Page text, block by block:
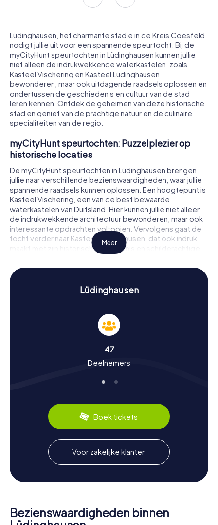
Lüdinghausen, het charmante stadje in de Kreis Coesfeld,
nodigt jullie uit voor een spannende speurtocht. Bij de
myCityHunt speurtochten in Lüdinghausen kunnen jullie
niet alleen de indrukwekkende waterkastelen, zoals
Kasteel Vischering en Kasteel Lüdinghausen,
bewonderen, maar ook uitdagende raadsels oplossen en
ondertussen de geschiedenis en cultuur van de stad
leren kennen. Ontdek de geheimen van deze historische
stad en geniet van de prachtige natuur en de culinaire
specialiteiten van de regio.
myCityHunt speurtochten: Puzzelplezier op
historische locaties
De myCityHunt speurtochten in Lüdinghausen brengen
jullie naar verschillende bezienswaardigheden, waar jullie
spannende raadsels kunnen oplossen. Een hoogtepunt is
Kasteel Vischering, een van de best bewaarde
waterkastelen van Duitsland. Hier kunnen jullie niet alleen
de indrukwekkende architectuur bewonderen, maar ook
interessante opdrachten voltooien. Vervolgens gaat de
tocht verder naar Kasteel Lüdinghausen, dat ook indruk
maakt met zijn historische betekenis en schilderachtige
park. Ook de St. Felizitas Kerk, met zijn massieve
zandstenen zuilen, is een indrukwekkende plek die jullie
tijdens jullie speurtocht in Lüdinghausen kunnen
verkennen. Elk station biedt nieuwe uitdagingen en
spannende inzichten in de geschiedenis van de stad.
Speurtocht in Lüdinghausen: Geschiedenis en
cultuur van dichtbij beleven
jullie meer over de rijke geschiedenis en cultuur van de
stad. Lüdinghausen werd voor het eerst vermeld in het
gekend. Wisten jullie dat de stad in de middeleeuwen
1271 werd opgericht? Tijdens jullie speurtocht leren jullie
dit soort interessante feiten en nog veel meer.
Bovendien kunnen jullie genieten van de culinaire
specialiteiten van de regio, zoals het stevige
roggenmengbrood. Lüdinghausen staat ook bekend om
zijn indrukwekkende waterkastelen en de prachtige
rozentuin in Seppenrade. Duik in de geschiedenis van
deze fascinerende stad en beleef een onvergetelijke
speurtocht in Lüdinghausen.
Meer
Lüdinghausen
47
Deelnemers
Boek tickets
Voor zakelijke klanten
Bezienswaardigheden binnen